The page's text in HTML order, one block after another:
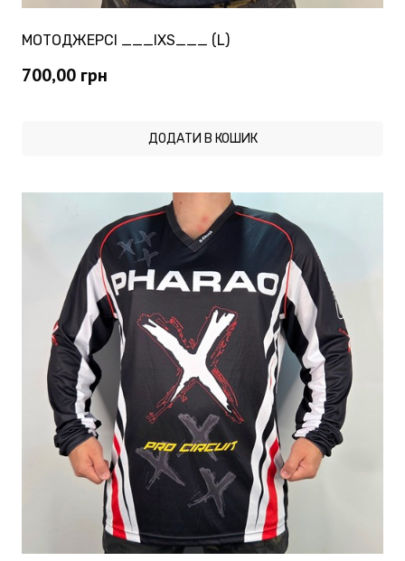
МОТОДЖЕРСІ ___IXS___ (L)
700,00 грн
ДОДАТИ В КОШИК